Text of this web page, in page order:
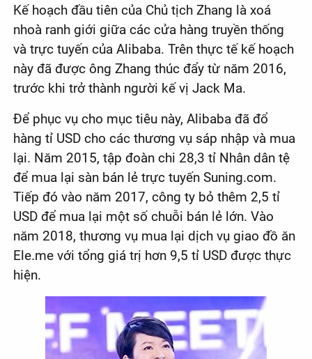
Kế hoạch đầu tiên của Chủ tịch Zhang là xoá
nhoà ranh giới giữa các cửa hàng truyền thống
và trực tuyến của Alibaba. Trên thực tế kế hoạch
này đã được ông Zhang thúc đẩy từ năm 2016,
trước khi trở thành người kế vị Jack Ma.
Để phục vụ cho mục tiêu này, Alibaba đã đổ
hàng tỉ USD cho các thương vụ sáp nhập và mua
lại. Năm 2015, tập đoàn chi 28,3 tỉ Nhân dân tệ
để mua lại sàn bán lẻ trực tuyến Suning.com.
Tiếp đó vào năm 2017, công ty bỏ thêm 2,5 tỉ
USD để mua lại một số chuỗi bán lẻ lớn. Vào
năm 2018, thương vụ mua lại dịch vụ giao đồ ăn
Ele.me với tổng giá trị hơn 9,5 tỉ USD được thực
hiện.